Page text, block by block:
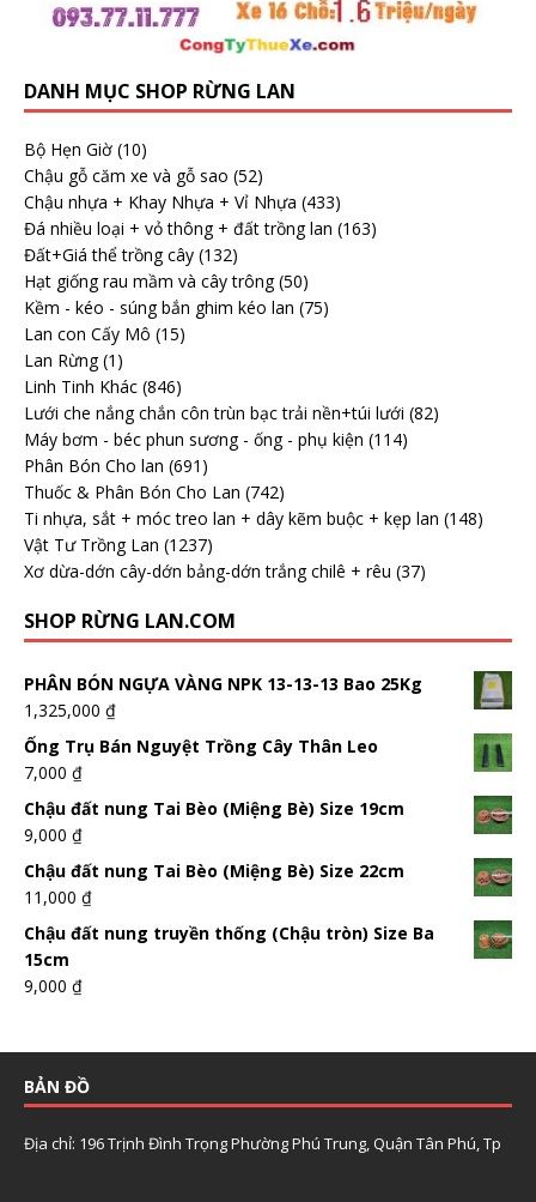
DANH MỤC SHOP RỪNG LAN
Bộ Hẹn Giờ (10)
Chậu gỗ căm xe và gỗ sao (52)
Chậu nhựa + Khay Nhựa + Vỉ Nhựa (433)
Đá nhiều loại + vỏ thông + đất trồng lan (163)
Đất+Giá thể trồng cây (132)
Hạt giống rau mầm và cây trông (50)
Kềm - kéo - súng bắn ghim kéo lan (75)
Lan con Cấy Mô (15)
Lan Rừng (1)
Linh Tinh Khác (846)
Lưới che nắng chắn côn trùn bạc trải nền+túi lưới (82)
Máy bơm - béc phun sương - ống - phụ kiện (114)
Phân Bón Cho lan (691)
Thuốc & Phân Bón Cho Lan (742)
Ti nhựa, sắt + móc treo lan + dây kẽm buộc + kẹp lan (148)
Vật Tư Trồng Lan (1237)
Xơ dừa-dớn cây-dớn bảng-dớn trắng chilê + rêu (37)
SHOP RỪNG LAN.COM
PHÂN BÓN NGỰA VÀNG NPK 13-13-13 Bao 25Kg
1,325,000 ₫
Ống Trụ Bán Nguyệt Trồng Cây Thân Leo
7,000 ₫
Chậu đất nung Tai Bèo (Miệng Bè) Size 19cm
9,000 ₫
Chậu đất nung Tai Bèo (Miệng Bè) Size 22cm
11,000 ₫
Chậu đất nung truyền thống (Chậu tròn) Size Ba
15cm
9,000 ₫
BẢN ĐỒ
Địa chỉ: 196 Trịnh Đình Trọng Phường Phú Trung, Quận Tân Phú, Tp